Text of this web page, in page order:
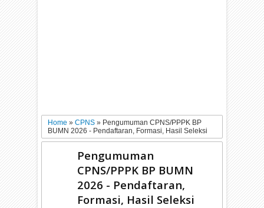
Home»CPNS» Pengumuman CPNS/PPPK BP
BUMN 2026 - Pendaftaran, Formasi, Hasil Seleksi
Pengumuman
CPNS/PPPK BP BUMN
2026 - Pendaftaran,
Formasi, Hasil Seleksi